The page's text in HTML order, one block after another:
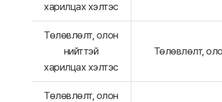
харилцах хэлтэс
Төлөвлөлт, олон
нийттэй
харилцах хэлтэс
Төлөвлөлт,
Төлөвлөлт, олон